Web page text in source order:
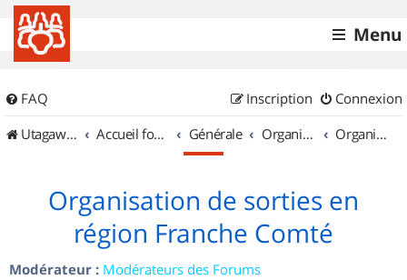
Menu
FAQ Connexion
Inscription
UtagawaVTT (Randos VTT et VTTAE avec traces GPS)
Accueil forum Générale Organisation de sorties & Recherche de partenaires Organisation de sorties en région Franche Comté
Organisation de sorties en
région Franche Comté
Modérateur : Modérateurs des Forums